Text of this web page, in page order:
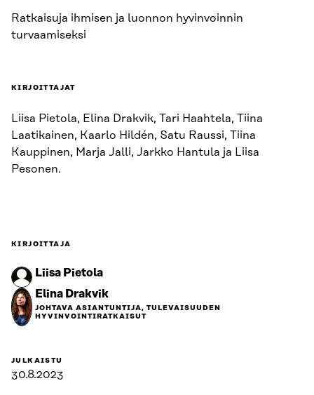
Ratkaisuja ihmisen ja luonnon hyvinvoinnin
turvaamiseksi
KIRJOITTAJAT
Liisa Pietola, Elina Drakvik, Tari Haahtela, Tiina
Laatikainen, Kaarlo Hildén, Satu Raussi, Tiina
Kauppinen, Marja Jalli, Jarkko Hantula ja Liisa
Pesonen.
KIRJOITTAJA
Liisa Pietola
Elina Drakvik
JOHTAVA ASIANTUNTIJA, TULEVAISUUDEN
HYVINVOINTIRATKAISUT
JULKAISTU
30.8.2023